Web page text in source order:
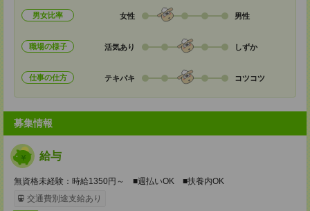
男女比率 女性 男性
職場の様子 活気あり しずか
仕事の仕方 テキパキ コツコツ
募集情報
給与
無資格未経験：時給1350円～ ■週払いOK ■扶養内OK
交通費別途支給あり